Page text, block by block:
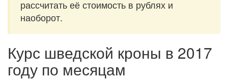
рассчитать её стоимость в рублях и
наоборот.
Курс шведской кроны в 2017
году по месяцам